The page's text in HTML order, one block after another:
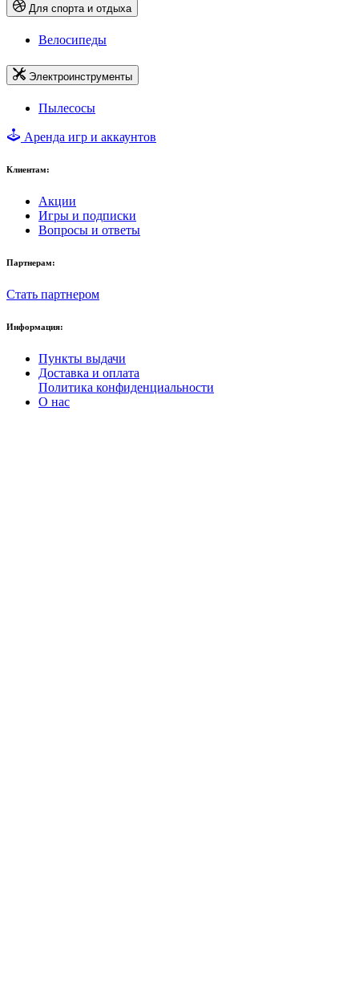
Для спорта и отдыха
Велосипеды
Электроинструменты
Пылесосы
Аренда игр и аккаунтов
Клиентам:
Акции
Игры и подписки
Вопросы и ответы
Партнерам:
Стать партнером
Информация:
Пункты выдачи
Доставка и оплата
Политика конфиденциальности
О нас